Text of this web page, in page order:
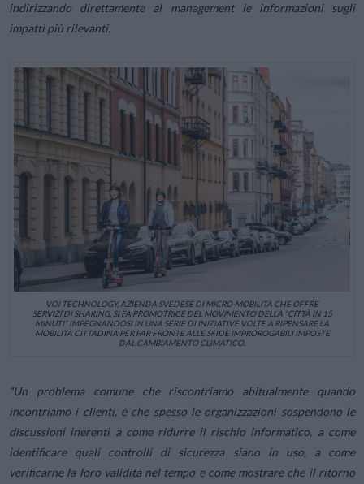
indirizzando direttamente al management le informazioni sugli
impatti più rilevanti.
VOI TECHNOLOGY, AZIENDA SVEDESE DI MICRO-MOBILITÀ CHE OFFRE
SERVIZI DI SHARING, SI FA PROMOTRICE DEL MOVIMENTO DELLA “CITTÀ IN 15
MINUTI” IMPEGNANDOSI IN UNA SERIE DI INIZIATIVE VOLTE A RIPENSARE LA
MOBILITÀ CITTADINA PER FAR FRONTE ALLE SFIDE IMPROROGABILI IMPOSTE
DAL CAMBIAMENTO CLIMATICO.
“Un problema comune che riscontriamo abitualmente quando
incontriamo i clienti, è che spesso le organizzazioni sospendono le
discussioni inerenti a come ridurre il rischio informatico, a come
identificare quali controlli di sicurezza siano in uso, a come
verificarne la loro validità nel tempo e come mostrare che il ritorno